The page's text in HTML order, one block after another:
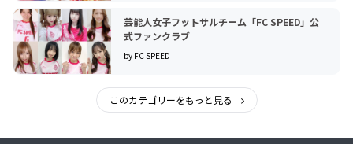
芸能人女子フットサルチーム「FC SPEED」公
式ファンクラブ
by FC SPEED
このカテゴリーをもっと見る